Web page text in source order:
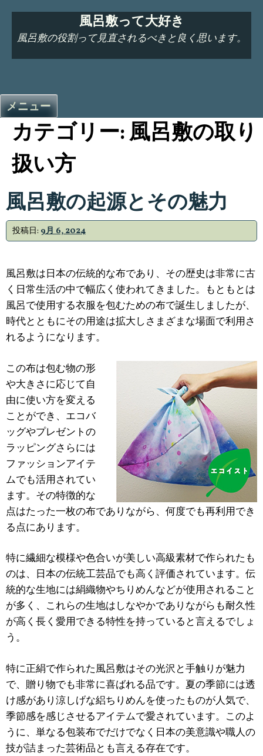
ス
キ
風呂敷って大好き
風呂敷の役割って見直されるべきと良く思います。
メニュー
カテゴリー:風呂敷の取り
扱い方
風呂敷の起源とその魅力
投稿日: 9月 6, 2024
風呂敷は日本の伝統的な布であり、その歴史は非常に古
く日常生活の中で幅広く使われてきました。もともとは
風呂で使用する衣服を包むための布で誕生しましたが、
時代とともにその用途は拡大しさまざまな場面で利用さ
れるようになります。
この布は包む物の形
や大きさに応じて自
由に使い方を変える
ことができ、エコバ
ッグやプレゼントの
ラッピングさらには
ファッションアイテ
ムでも活用されてい
ます。その特徴的な
点はたった一枚の布でありながら、何度でも再利用でき
る点にあります。
特に繊細な模様や色合いが美しい高級素材で作られたも
のは、日本の伝統工芸品でも高く評価されています。伝
統的な生地には絹織物やちりめんなどが使用されること
が多く、これらの生地はしなやかでありながらも耐久性
が高く長く愛用できる特性を持っていると言えるでしょ
う。
特に正絹で作られた風呂敷はその光沢と手触りが魅力
で、贈り物でも非常に喜ばれる品です。夏の季節には透
け感があり涼しげな絽ちりめんを使ったものが人気で、
季節感を感じさせるアイテムで愛されています。このよ
うに、単なる包装布でだけでなく日本の美意識や職人の
技が詰まった芸術品とも言える存在です。